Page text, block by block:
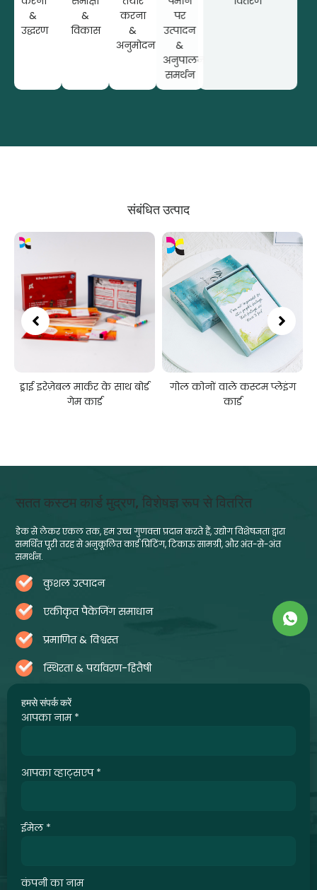
&
उद्धरण
&
विकास
करना
&
अनुमोदन
पर
उत्पादन
&
अनुपालन
समर्थन
संबंधित उत्पाद
ड्राई इरेज़ेबल मार्कर के साथ बोर्ड
गेम कार्ड
गोल कोनों वाले कस्टम प्लेइंग
कार्ड
हमसे संपर्क करें
आपका नाम *
आपका व्हाट्सएप *
ईमेल *
कंपनी का नाम
सतत कस्टम कार्ड मुद्रण, विशेषज्ञ रूप से वितरित
डेक से लेकर एकल तक, हम उच्च गुणवत्ता प्रदान करते हैं, उद्योग विशेषज्ञता द्वारा
समर्थित पूरी तरह से अनुकूलित कार्ड प्रिंटिंग, टिकाऊ सामग्री, और अंत-से-अंत
समर्थन.
कुशल उत्पादन
एकीकृत पैकेजिंग समाधान
प्रमाणित & विश्वस्त
स्थिरता & पर्यावरण-हितैषी